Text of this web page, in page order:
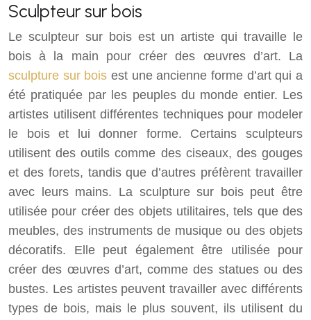
Sculpteur sur bois
Le sculpteur sur bois est un artiste qui travaille le
bois à la main pour créer des œuvres d’art. La
sculpture sur bois est une ancienne forme d’art qui a
été pratiquée par les peuples du monde entier. Les
artistes utilisent différentes techniques pour modeler
le bois et lui donner forme. Certains sculpteurs
utilisent des outils comme des ciseaux, des gouges
et des forets, tandis que d’autres préfèrent travailler
avec leurs mains. La sculpture sur bois peut être
utilisée pour créer des objets utilitaires, tels que des
meubles, des instruments de musique ou des objets
décoratifs. Elle peut également être utilisée pour
créer des œuvres d’art, comme des statues ou des
bustes. Les artistes peuvent travailler avec différents
types de bois, mais le plus souvent, ils utilisent du